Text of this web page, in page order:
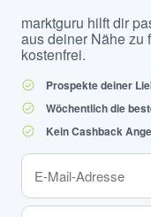
marktguru hilft dir
aus deiner Nähe zu
kostenfrei.
Prospekte deiner
Wöchentlich die
Kein Cashback